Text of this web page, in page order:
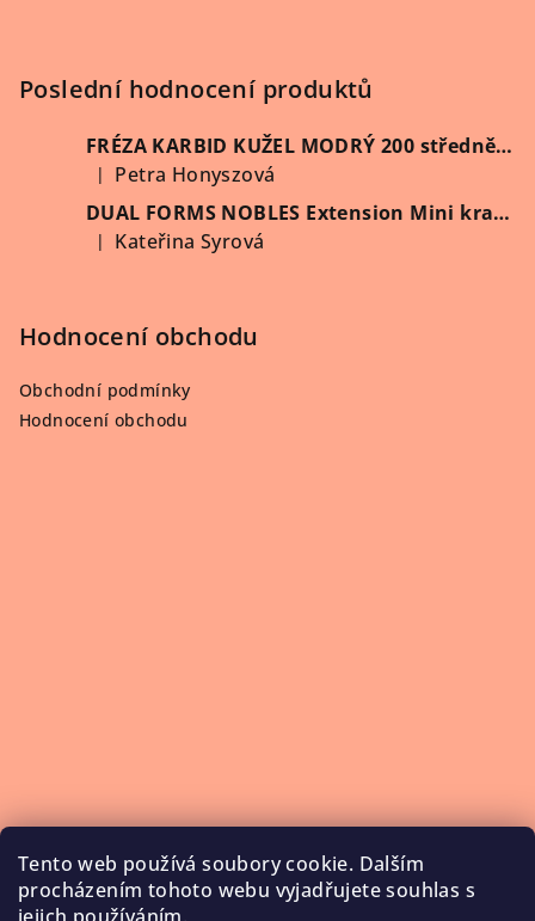
Tento web používá soubory cookie. Dalším
procházením tohoto webu vyjadřujete souhlas s
Poslední hodnocení produktů
FRÉZA KARBID KUŽEL MODRÝ 200 středně hrubý (Vybrat průměr)
Hodnocení produktu je 5 z 5 hvězdiček.
|
Petra Honyszová
DUAL FORMS NOBLES Extension Mini kratší 60 ks/krabička
Hodnocení produktu je 5 z 5 hvězdiček.
| Kateřina Syrová
Hodnocení obchodu
Obchodní podmínky
Hodnocení obchodu